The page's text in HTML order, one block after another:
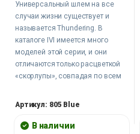
Универсальный шлем на все
случаи жизни существует и
называется Thundering. В
каталоге IVI имеется много
моделей этой серии, и они
отличаются только расцветкой
«скорлупы», совпадая по всем
Артикул: 805 Blue
В наличии